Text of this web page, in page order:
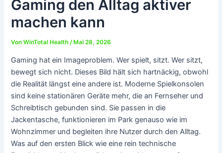
Gaming den Alltag aktiver
machen kann
VonWinTotal Health/ Mai 28, 2026
Gaming hat ein Imageproblem. Wer spielt, sitzt. Wer sitzt,
bewegt sich nicht. Dieses Bild hält sich hartnäckig, obwohl
die Realität längst eine andere ist. Moderne Spielkonsolen
sind keine stationären Geräte mehr, die an Fernseher und
Schreibtisch gebunden sind. Sie passen in die
Jackentasche, funktionieren im Park genauso wie im
Wohnzimmer und begleiten ihre Nutzer durch den Alltag.
Was auf den ersten Blick wie eine rein technische